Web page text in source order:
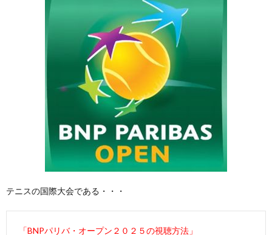
テニスの国際大会である・・・
「BNPパリバ・オープン２０２５の視聴方法」